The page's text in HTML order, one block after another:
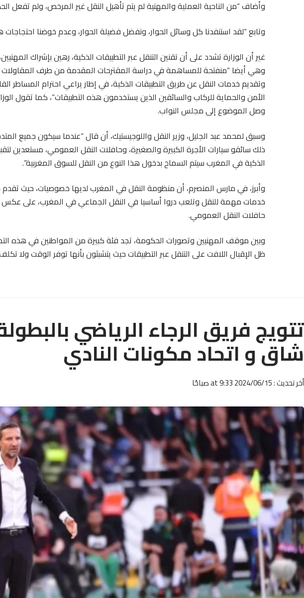
وأضاف “من الناحية العملية والمهنية لم يتم تأهيل النقل غير المرخص، ولم تفعل
وتابع “لقد استنفدنا كل وسائل الحوار، ونفضل فضيلة الحوار، وعدم خوضنا احتجاجات
غير أن الوزارة تشدد على أن تقنين التنقل عبر التطبيقات الذكية، رهين بإشراك
وهي أيضا “منفتحة للمساهمة في دراسة المقترحات المقدمة من طرف المقاولات
وتقديم خدمات النقل عن طريق التطبيقات الذكية، في إطار يراعي احترام المساطر
الأمن والحماية للركاب والسائقين الذين يستخدمون هذه التطبيقات”، كما تقول
وصل الموضوع إلى مجلس النواب.
وسبق لمحمد عبد الجليل، وزير النقل واللوجيستيك، أن قال “عندما سيكون جميع
ذلك سائقو سيارات الأجرة الكبيرة والصغيرة، وحافلات النقل العمومي، مستعدين
الذكية في المغرب سيتم السماح بدخول هذا النوع من النقل للسوق المغربية”.
وأبرز، في مارس المنصرم، أن منظومة النقل في المغرب لديها خصوصيات، حيث تقدم
خدمات مهمة للنقل وتلعب دروا أساسيا في النقل الجماعي في المغرب، على عكس
حافلات النقل العمومي.
وبين موقف المهنيين وتصورات الحكومة، تجد فئة كبيرة من المواطنين في هذه
ظل الإقبال اللافت على التنقل عبر التطبيقات حيث يتشبثون بأنها توفر الوقت ولا
تتويج فريق الرجاء الرياضي
شاق و اتحاد مكونات النادي
أخر تحديث : 2024/06/15 at 9:33 صباحًا